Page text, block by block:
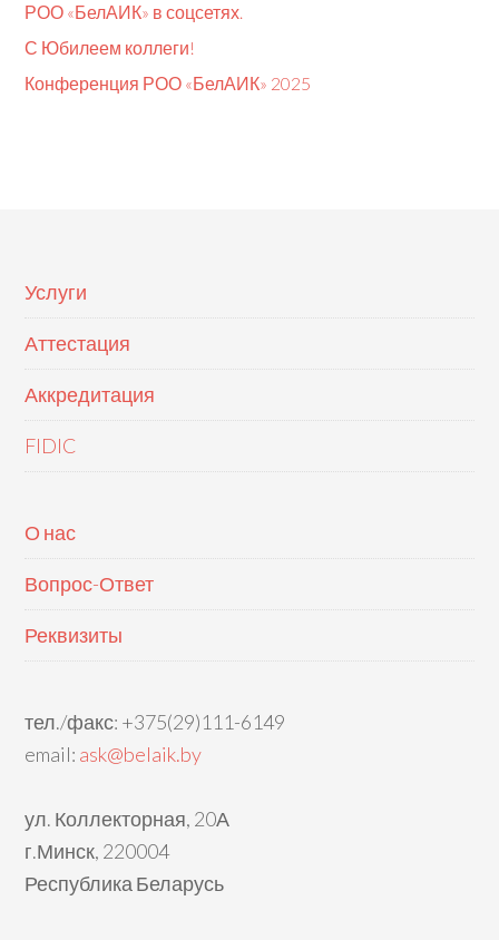
РОО «БелАИК» в соцсетях.
С Юбилеем коллеги!
Конференция РОО «БелАИК» 2025
Услуги
Аттестация
Аккредитация
FIDIC
О нас
Вопрос-Ответ
Реквизиты
тел./факс: +375(29)111-6149
email: ask@belaik.by
ул. Коллекторная, 20А
г.Минск, 220004
Республика Беларусь